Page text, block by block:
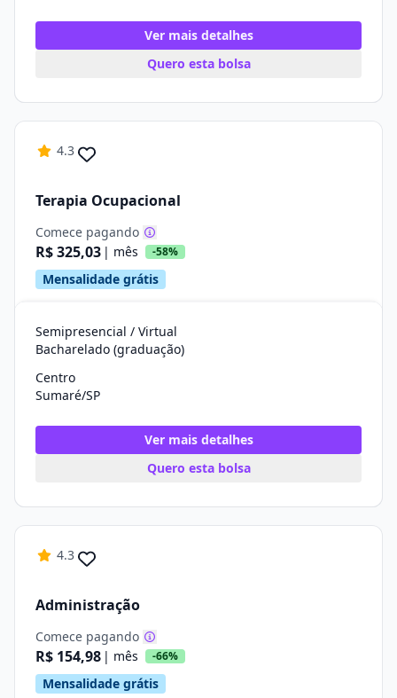
Ver mais detalhes
Quero esta bolsa
4.3
Terapia Ocupacional
Comece pagando
R$ 325,03 | mês -58%
Mensalidade grátis
Semipresencial / Virtual
Bacharelado (graduação)
Centro
Sumaré/SP
Ver mais detalhes
Quero esta bolsa
4.3
Administração
Comece pagando
R$ 154,98 | mês -66%
Mensalidade grátis